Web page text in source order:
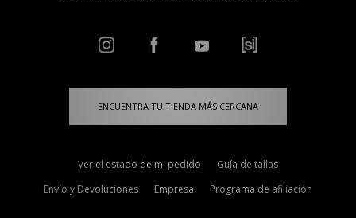
ENCUENTRA TU TIENDA MÁS CERCANA
Ver el estado de mi pedido
Guía de tallas
Envío y Devoluciones
Empresa Programa de afiliación